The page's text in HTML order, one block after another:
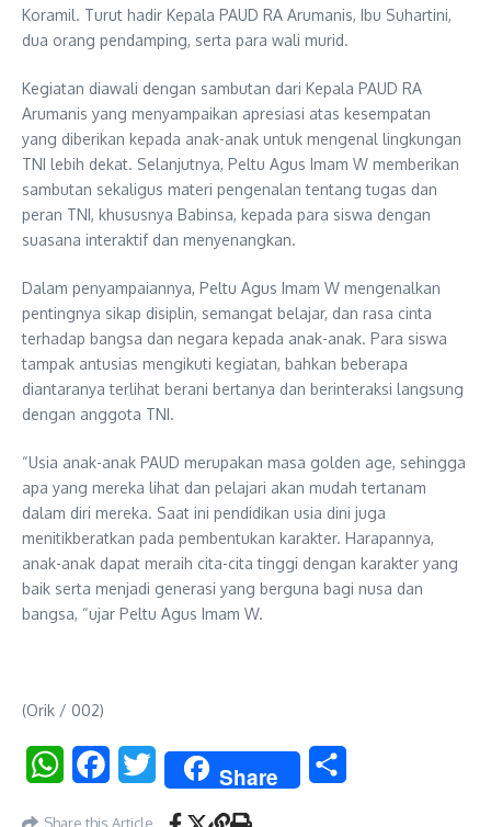
Koramil. Turut hadir Kepala PAUD RA Arumanis, Ibu Suhartini,
dua orang pendamping, serta para wali murid.
Kegiatan diawali dengan sambutan dari Kepala PAUD RA
Arumanis yang menyampaikan apresiasi atas kesempatan
yang diberikan kepada anak-anak untuk mengenal lingkungan
TNI lebih dekat. Selanjutnya, Peltu Agus Imam W memberikan
sambutan sekaligus materi pengenalan tentang tugas dan
peran TNI, khususnya Babinsa, kepada para siswa dengan
suasana interaktif dan menyenangkan.
Dalam penyampaiannya, Peltu Agus Imam W mengenalkan
pentingnya sikap disiplin, semangat belajar, dan rasa cinta
terhadap bangsa dan negara kepada anak-anak. Para siswa
tampak antusias mengikuti kegiatan, bahkan beberapa
diantaranya terlihat berani bertanya dan berinteraksi langsung
dengan anggota TNI.
“Usia anak-anak PAUD merupakan masa golden age, sehingga
apa yang mereka lihat dan pelajari akan mudah tertanam
dalam diri mereka. Saat ini pendidikan usia dini juga
menitikberatkan pada pembentukan karakter. Harapannya,
anak-anak dapat meraih cita-cita tinggi dengan karakter yang
baik serta menjadi generasi yang berguna bagi nusa dan
bangsa, “ujar Peltu Agus Imam W.
(Orik / 002)
WhatsAppFacebookTwitter Share
Share this Article